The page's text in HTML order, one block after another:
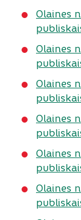
Olaines
Olaines
Olaines
Olaines
Olaines
Olaines